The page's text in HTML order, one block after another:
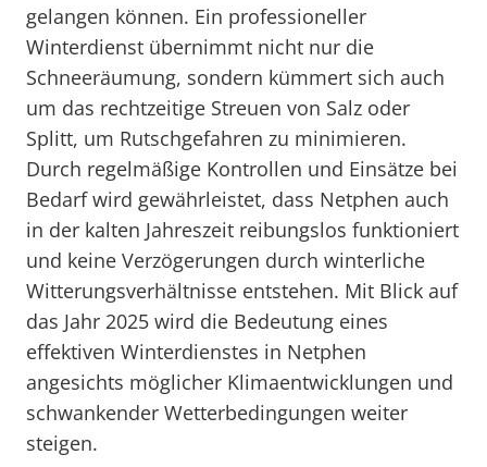
gelangen können. Ein professioneller
Winterdienst übernimmt nicht nur die
Schneeräumung, sondern kümmert sich auch
um das rechtzeitige Streuen von Salz oder
Splitt, um Rutschgefahren zu minimieren.
Durch regelmäßige Kontrollen und Einsätze bei
Bedarf wird gewährleistet, dass Netphen auch
in der kalten Jahreszeit reibungslos funktioniert
und keine Verzögerungen durch winterliche
Witterungsverhältnisse entstehen. Mit Blick auf
das Jahr 2025 wird die Bedeutung eines
effektiven Winterdienstes in Netphen
angesichts möglicher Klimaentwicklungen und
schwankender Wetterbedingungen weiter
steigen.